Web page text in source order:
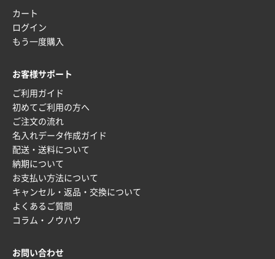
神奈川県S社様
2025年12月16日 10:39
短納期対応が素晴らしい
富山県O社様
uni ジェットストリーム 07
2025年12月09日 14:04
安い、早い
埼玉県G社様
ラミネート紙袋 規格L4サイズ(B4対応)
2025年12月04日 17:34
カート
ログイン
もう一度購入
お客様サポート
ご利用ガイド
初めてご利用の方へ
ご注文の流れ
名入れデータ作成ガイド
配送・送料について
納期について
お支払い方法について
キャンセル・返品・交換について
よくあるご質問
コラム・ノウハウ
お問い合わせ